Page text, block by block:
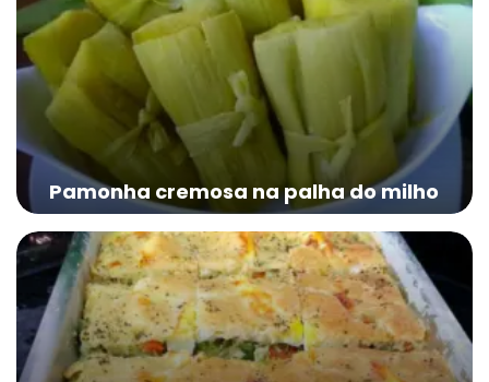
Pamonha cremosa na palha do milho